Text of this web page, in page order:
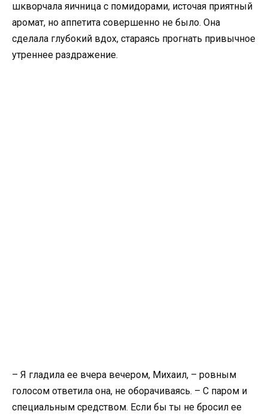
шкворчала яичница с помидорами, источая приятный
аромат, но аппетита совершенно не было. Она
сделала глубокий вдох, стараясь прогнать привычное
утреннее раздражение.
– Я гладила ее вчера вечером, Михаил, – ровным
голосом ответила она, не оборачиваясь. – С паром и
специальным средством. Если бы ты не бросил ее